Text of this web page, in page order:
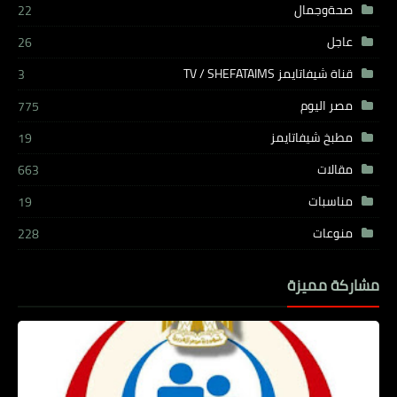
صحةوجمال
22
عاجل
26
قناة شيفاتايمز TV / SHEFATAIMS
3
مصر اليوم
775
مطبخ شيفاتايمز
19
مقالات
663
مناسبات
19
منوعات
228
مشاركة مميزة